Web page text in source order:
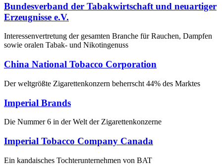
Bundesverband der Tabakwirtschaft und neuartiger
Erzeugnisse e.V.
Interessenvertretung der gesamten Branche für Rauchen, Dampfen
sowie oralen Tabak- und Nikotingenuss
China National Tobacco Corporation
Der weltgrößte Zigarettenkonzern beherrscht 44% des Marktes
Imperial Brands
Die Nummer 6 in der Welt der Zigarettenkonzerne
Imperial Tobacco Company Canada
Ein kandaisches Tochterunternehmen von BAT